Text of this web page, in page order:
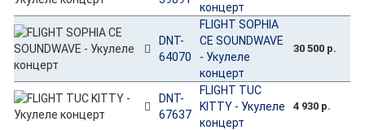
концерт
DNT-
64070
FLIGHT SOPHIA
CE SOUNDWAVE
- Укулеле
концерт
30 500 р.
DNT-
67637
FLIGHT TUC
KITTY - Укулеле
концерт
4 930 р.